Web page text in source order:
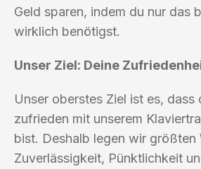
Geld sparen, indem du nur das
wirklich benötigst.
Unser Ziel: Deine
Unser oberstes Ziel ist es, dass
zufrieden mit unserem
bist. Deshalb legen wir größten
Zuverlässigkeit, Pünktlichkeit